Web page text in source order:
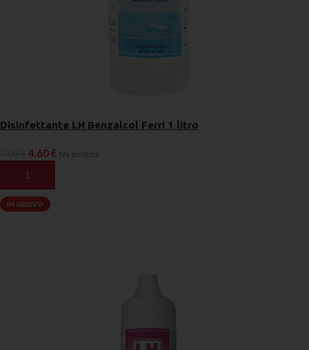
Disinfettante LH Benzalcol Ferri 1 litro
4,60€ Iva esclusa
AGGIUNGI AL CARRELLO
IN ARRIVO